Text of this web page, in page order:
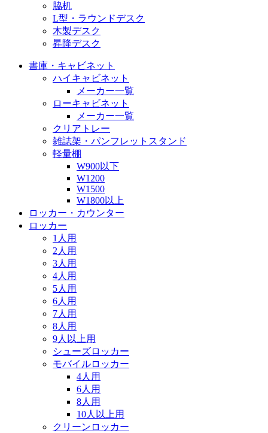
脇机
L型・ラウンドデスク
木製デスク
昇降デスク
書庫・キャビネット
ハイキャビネット
メーカー一覧
ローキャビネット
メーカー一覧
クリアトレー
雑誌架・パンフレットスタンド
軽量棚
W900以下
W1200
W1500
W1800以上
ロッカー・カウンター
ロッカー
1人用
2人用
3人用
4人用
5人用
6人用
7人用
8人用
9人以上用
シューズロッカー
モバイルロッカー
4人用
6人用
8人用
10人以上用
クリーンロッカー